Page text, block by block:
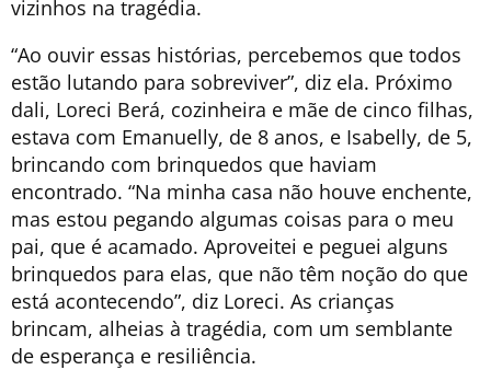
vizinhos na tragédia.
“Ao ouvir essas histórias, percebemos que todos
estão lutando para sobreviver”, diz ela. Próximo
dali, Loreci Berá, cozinheira e mãe de cinco filhas,
estava com Emanuelly, de 8 anos, e Isabelly, de 5,
brincando com brinquedos que haviam
encontrado. “Na minha casa não houve enchente,
mas estou pegando algumas coisas para o meu
pai, que é acamado. Aproveitei e peguei alguns
brinquedos para elas, que não têm noção do que
está acontecendo”, diz Loreci. As crianças
brincam, alheias à tragédia, com um semblante
de esperança e resiliência.